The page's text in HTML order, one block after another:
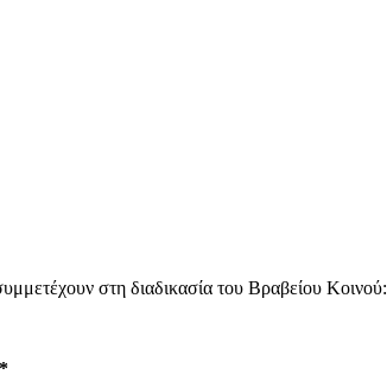
στη διαδικασία του Βραβείου Κοινού: